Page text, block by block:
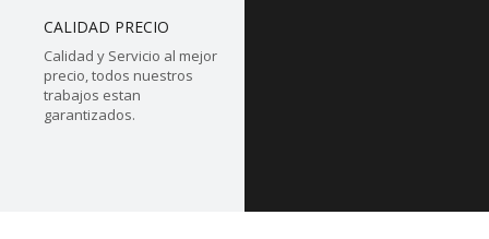
CALIDAD PRECIO
Calidad y Servicio al mejor
precio, todos nuestros
trabajos estan
garantizados.